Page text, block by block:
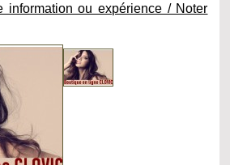
information ou expérience / Noter